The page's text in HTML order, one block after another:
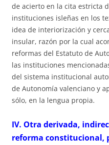
de acierto en la cita estricta
instituciones isleñas en los
idea de interiorización y
insular, razón por la cual
reformas del Estatuto de
las instituciones
del sistema institucional
de Autonomía valenciano y
sólo, en la lengua propia.
IV. Otra derivada,
reforma constitucional,